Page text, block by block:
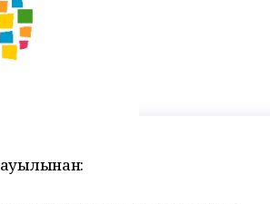
ауылынан: